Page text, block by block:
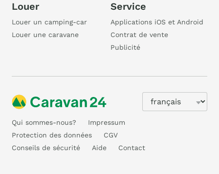
Louer
Louer un camping-car
Louer une caravane
Service
Applications iOS et Android
Contrat de vente
Publicité
Qui sommes-nous?
Impressum
Protection des données
CGV
Conseils de sécurité
Aide Contact